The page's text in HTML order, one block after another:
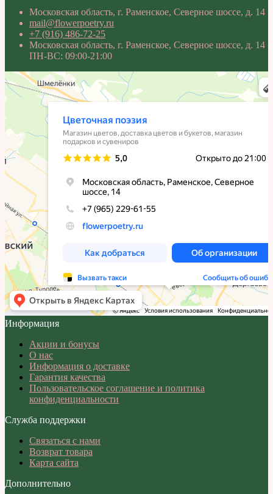
Московская область, г. Раменское, Северное шоссе, д. 14
mail@flowerpoetry.ru
+7 (916) 486-72-25
Московская область, г. Раменское, Северное шоссе, д. 14
ПН-ВС: 09:00-21:00
Информация
Акции и бонусы
О нас
Информация о доставке
Гарантия качества
Пользовательское соглашение и политика
конфиденциальности
Служба поддержки
Связаться с нами
Возврат товара
Карта сайта
Дополнительно